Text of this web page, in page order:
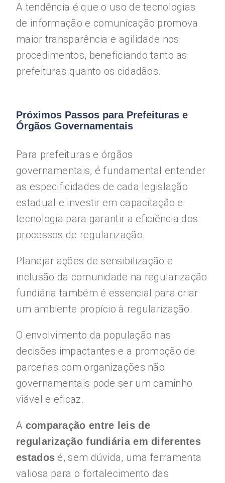
A tendência é que o uso de tecnologias
de informação e comunicação promova
maior transparência e agilidade nos
procedimentos, beneficiando tanto as
prefeituras quanto os cidadãos.
Próximos Passos para Prefeituras e
Órgãos Governamentais
Para prefeituras e órgãos
governamentais, é fundamental entender
as especificidades de cada legislação
estadual e investir em capacitação e
tecnologia para garantir a eficiência dos
processos de regularização.
Planejar ações de sensibilização e
inclusão da comunidade na regularização
fundiária também é essencial para criar
um ambiente propício à regularização.
O envolvimento da população nas
decisões impactantes e a promoção de
parcerias com organizações não
governamentais pode ser um caminho
viável e eficaz.
A comparação entre leis de
regularização fundiária em diferentes
estados é, sem dúvida, uma ferramenta
valiosa para o fortalecimento das